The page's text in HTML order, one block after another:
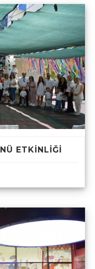
ETKİNLİĞİ